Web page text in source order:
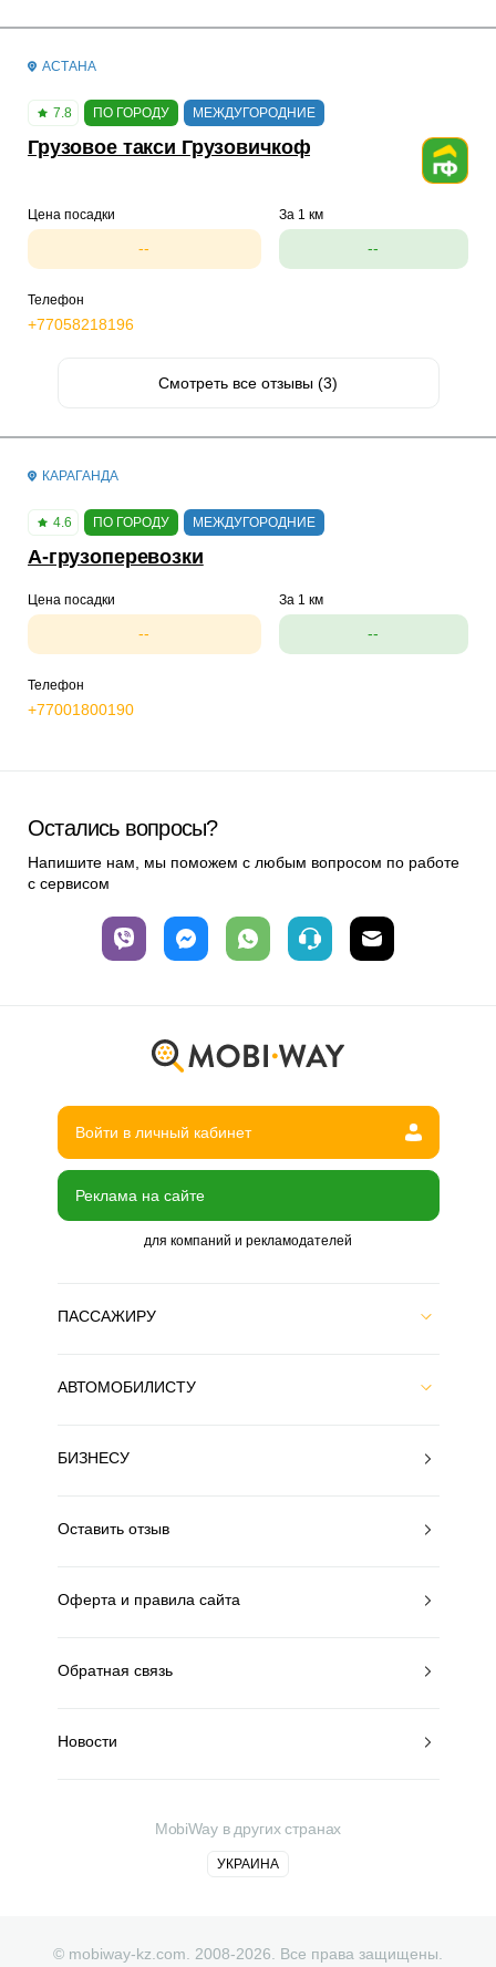
АСТАНА
7.8 ПО ГОРОДУ МЕЖДУГОРОДНИЕ
Грузовое такси Грузовичкоф
Цена посадки
--
За 1 км
--
Телефон
+77058218196
Смотреть все отзывы (3)
КАРАГАНДА
4.6 ПО ГОРОДУ МЕЖДУГОРОДНИЕ
A-грузоперевозки
Цена посадки
--
За 1 км
--
Телефон
+77001800190
Остались вопросы?
Напишите нам, мы поможем с любым вопросом по работе
с сервисом
Войти в личный кабинет
Реклама на сайте
для компаний и рекламодателей
ПАССАЖИРУ
АВТОМОБИЛИСТУ
БИЗНЕСУ
Оставить отзыв
Оферта и правила сайта
Обратная связь
Новости
MobiWay в других странах
УКРАИНА
© mobiway-kz.com. 2008-2026. Все права защищены.